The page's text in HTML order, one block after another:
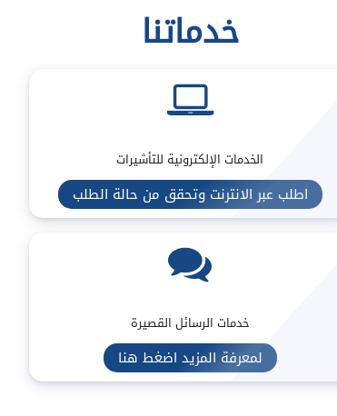
خدماتنا
الخدمات الإلكترونية للتأشيرات
اطلب عبر الانترنت وتحقق من حالة الطلب
خدمات الرسائل القصيرة
لمعرفة المزيد اضغط هنا